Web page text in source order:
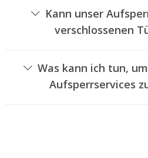
von Schlössern an.
Kann unser Aufsperrservice auch bei
verschlossenen
Dies kann jedoch
Türschloss aufzubohren. Wir
neuen Schließzylinder ein,
Was kann ich tun,